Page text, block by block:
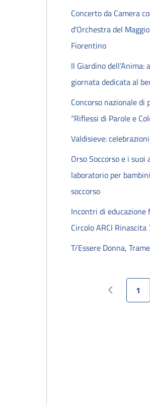
Concerto da Camera
d’Orchestra del
Fiorentino
Il Giardino dell’Anima:
giornata dedicata al
Concorso nazionale di
“Riflessi di Parole e
Valdisieve:
Orso Soccorso e i suoi
laboratorio per
soccorso
Incontri di educazione
Circolo ARCI Rinascita
T/Essere Donna,
Pagina
1